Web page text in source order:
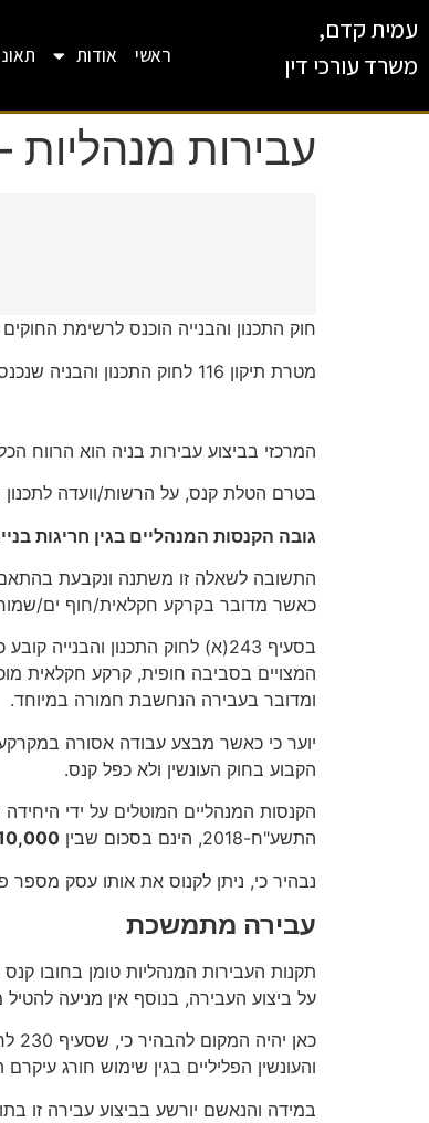
עמית קדם,
משרד עורכי דין
ראשי אודות
עבירות מנהליות – תיקון 116 לחוק תכנון
חוק התכנון והבנייה הוכנס לרשימת
התיקון עוסק בהגברת
המרכזי בביצוע עבירות בניה הוא הרווח
בטרם הטלת קנס, על הרשות/וועדה
גובה הקנסות המנהליים בגין חריגות
התשובה לשאלה זו משתנה ונקבעת בהתאם
כאשר מדובר בקרקע חקלאית/חוף ים/
בסעיף 243(א) לחוק התכנון והבנייה קובע כי, המבצע עבודה אסורה במקרקעין,
המצויים בסביבה חופית, קרקע חקלאית
ומדובר בעבירה הנחשבת חמורה במיוחד.
הקבוע בחוק העונשין ולא כפל קנס.
הקנסות המנהליים המוטלים על ידי היחידה הארצית מכח
התשע"ח-2018, הינם בסכום שבין
נבהיר כי, ניתן לקנוס את אותו עסק
עבירה מתמשכת
תקנות העבירות המנהליות טומן בחובו קנס
על ביצוע העבירה, בנוסף אין מניעה
והעונשין הפליליים בגין שימוש חורג